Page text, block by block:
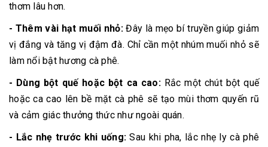
thơm lâu hơn.
- Thêm vài hạt muối nhỏ:Đây là mẹo bí truyền giúp giảm
vị đắng và tăng vị đậm đà. Chỉ cần một nhúm muối nhỏ sẽ
làm nổi bật hương cà phê.
- Dùng bột quế hoặc bột ca cao:Rắc một chút bột quế
hoặc ca cao lên bề mặt cà phê sẽ tạo mùi thơm quyến rũ
và cảm giác thưởng thức như ngoài quán.
- Lắc nhẹ trước khi uống: Sau khi pha, lắc nhẹ ly cà phê